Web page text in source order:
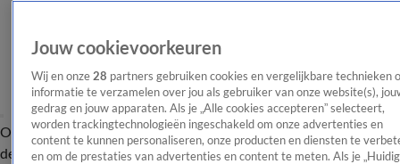
OverzichtAfleveringen Entertainment TV Algemeen
Tip
de redactieNieuwsbrief
Jouw cookievoorkeuren
Wij en onze 28 partners gebruiken cookies en vergelijkbare technieken
informatie te verzamelen over jou als gebruiker van onze website(s),
gedrag en jouw apparaten. Als je „Alle cookies accepteren” selecteert,
worden trackingtechnologieën ingeschakeld om onze advertenties en
content te kunnen personaliseren, onze producten en diensten te
en om de prestaties van advertenties en content te meten. Als je